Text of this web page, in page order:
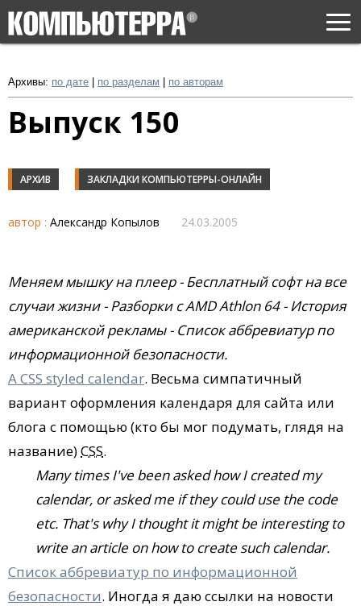
Архивы: по дате по разделам по авторам
Выпуск 150
АРХИВ ЗАКЛАДКИ КОМПЬЮТЕРРЫ-ОНЛАЙН
автор : Александр Копылов 24.03.2005
Меняем мышку на плеер - Бесплатный софт на все
случаи жизни - Разборки с AMD Athlon 64 - История
американской рекламы - Список аббревиатур по
информационной безопасности.
A CSS styled calendar. Весьма симпатичный
вариант оформления календаря для сайта или
блога с помощью (кто бы мог подумать, глядя на
название)CSS.
Many times I've been asked how I created my
calendar, or asked me if they could use the code
etc. That's why I thought it might be interesting to
write an article on how to create such calendar.
Список аббревиатур по информационной
безопасности. Иногда я даю ссылки на новости